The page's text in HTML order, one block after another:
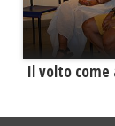
​Il volto come